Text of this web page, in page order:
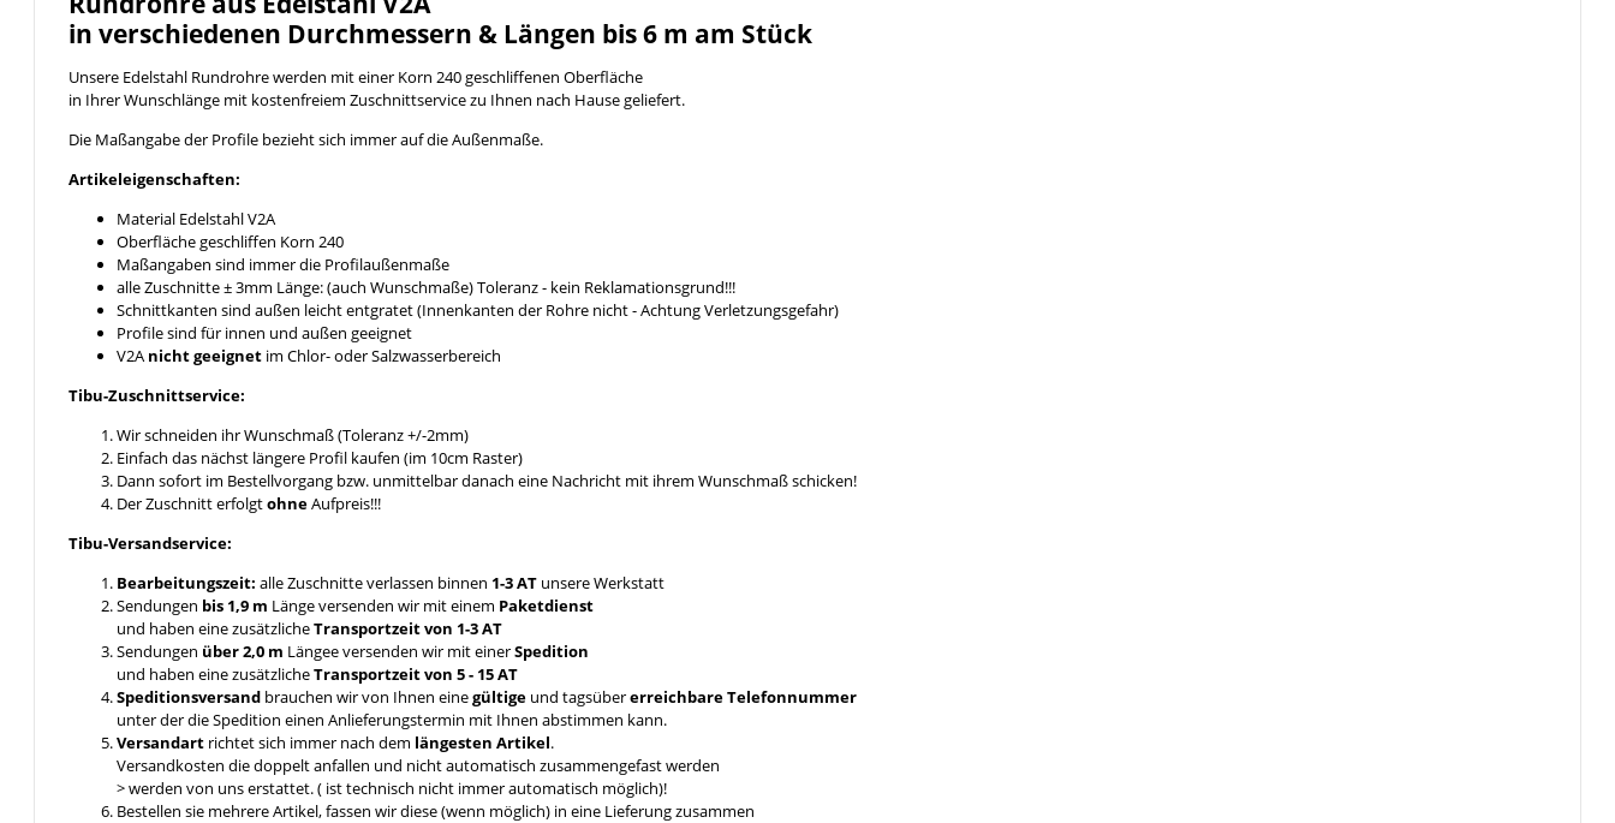
in verschiedenen Durchmessern & Längen bis 6 m am Stück
Unsere Edelstahl Rundrohre werden mit einer Korn 240 geschliffenen Oberfläche
in Ihrer Wunschlänge mit kostenfreiem Zuschnittservice zu Ihnen nach Hause geliefert.
Die Maßangabe der Profile bezieht sich immer auf die Außenmaße.
Artikeleigenschaften:
Material Edelstahl V2A
Oberfläche geschliffen Korn 240
Maßangaben sind immer die Profilaußenmaße
alle Zuschnitte ± 3mm Länge: (auch Wunschmaße) Toleranz - kein Reklamationsgrund!!!
Schnittkanten sind außen leicht entgratet (Innenkanten der Rohre nicht - Achtung Verletzungsgefahr)
Profile sind für innen und außen geeignet
V2A nicht geeignet im Chlor- oder Salzwasserbereich
Tibu-Zuschnittservice:
Wir schneiden ihr Wunschmaß (Toleranz +/-2mm)
Einfach das nächst längere Profil kaufen (im 10cm Raster)
Dann sofort im Bestellvorgang bzw. unmittelbar danach eine Nachricht mit ihrem Wunschmaß schicken!
Der Zuschnitt erfolgtohneAufpreis!!!
Tibu-Versandservice:
Bearbeitungszeit: alle Zuschnitte verlassen binnen 1-3 AT unsere Werkstatt
Sendungen bis 1,9 m Länge versenden wir mit einem Paketdienst
und haben eine zusätzlicheTransportzeit von 1-3 AT
Sendungen über 2,0 m Längee versenden wir mit einerSpedition
und haben eine zusätzlicheTransportzeit von 5 - 15 AT
Speditionsversand brauchen wir von Ihnen einegültige und tagsübererreichbare Telefonnummer
unter der die Spedition einen Anlieferungstermin mit Ihnen abstimmen kann.
Versandart richtet sich immer nach dem längesten Artikel.
Versandkosten die doppelt anfallen und nicht automatisch zusammengefast werden
> werden von uns erstattet. ( ist technisch nicht immer automatisch möglich)!
Bestellen sie mehrere Artikel, fassen wir diese (wenn möglich) in eine Lieferung zusammen